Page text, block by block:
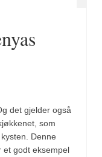
det gjelder også
som
Denne
et godt eksempel